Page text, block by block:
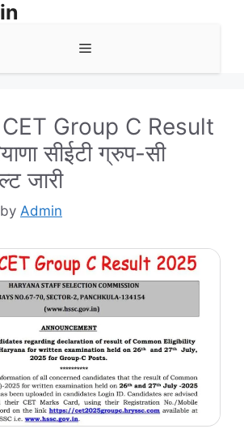
Menu
Group C Result
सीईटी ग्रुप-सी
जारी
by Admin